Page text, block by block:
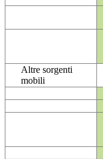
Altre sorgenti
mobili